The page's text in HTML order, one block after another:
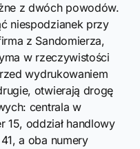
z dwóch powodów.
niespodzianek przy
z Sandomierza,
w rzeczywistości
wydrukowaniem
otwierają drogę
centrala w
15, oddział handlowy
a oba numery